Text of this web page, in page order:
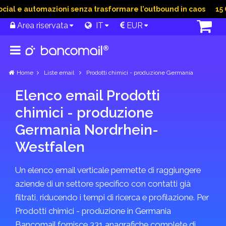
e automazioni senza trasformare l’outbound in caos 15
Area riservata IT EUR
Home Liste email Prodotti chimici - produzione Germania
Elenco email Prodotti
chimici - produzione
Germania Nordrhein-
Westfalen
Un elenco email verticale permette di raggiungere
aziende di un settore specifico con contatti già
filtrati, riducendo i tempi di ricerca e profilazione. Per
Prodotti chimici - produzione in Germania